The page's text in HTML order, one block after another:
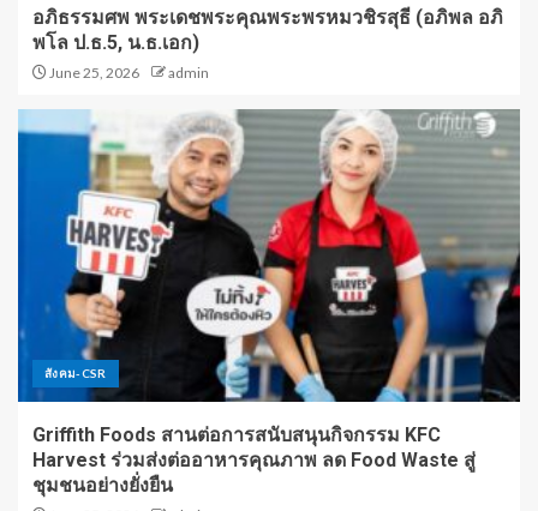
อภิธรรมศพ พระเดชพระคุณพระพรหมวชิรสุธี (อภิพล อภิ
พโล ป.ธ.5, น.ธ.เอก)
June 25, 2026 admin
สังคม-CSR
Griffith Foods สานต่อการสนับสนุนกิจกรรม KFC
Harvest ร่วมส่งต่ออาหารคุณภาพ ลด Food Waste สู่
ชุมชนอย่างยั่งยืน